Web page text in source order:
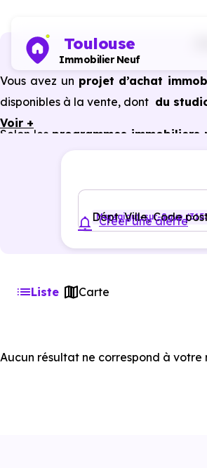
Toulouse
Immobilier Neuf
Vous avez un projet d’achat
disponibles à la vente, dont du
Selon les programmes immobiliers
Voir +
Dépt, Ville, Code
Montaigut-sur-Save
Créer une alerte
Liste Carte
Aucun résultat ne correspond à votre